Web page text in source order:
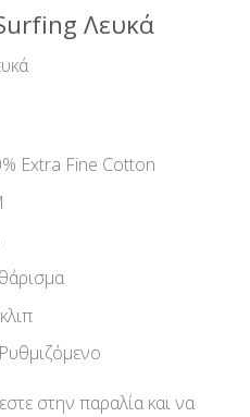
Λευκά
Fine Cotton
στην παραλία και να